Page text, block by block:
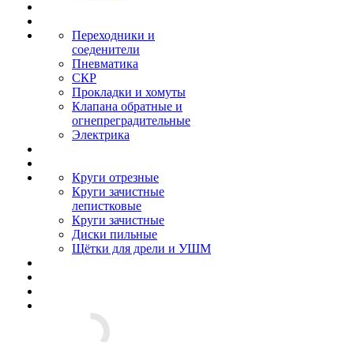
Переходники и
соеденители
Пневматика
СКР
Прокладки и хомуты
Клапана обратные и
огнепреградительные
Электрика
Круги отрезные
Круги зачистные
лепистковые
Круги зачистные
Диски пильные
Щётки для дрели и УШМ